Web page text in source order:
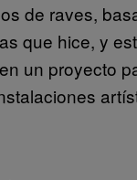
de raves,
que hice, y
un proyecto